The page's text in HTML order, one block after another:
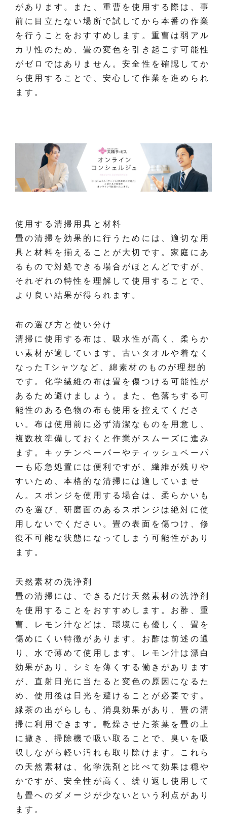
があります。また、重曹を使用する際は、事
前に目立たない場所で試してから本番の作業
を行うことをおすすめします。重曹は弱アル
カリ性のため、畳の変色を引き起こす可能性
がゼロではありません。安全性を確認してか
ら使用することで、安心して作業を進められ
ます。
使用する清掃用具と材料
畳の清掃を効果的に行うためには、適切な用
具と材料を揃えることが大切です。家庭にあ
るもので対処できる場合がほとんどですが、
それぞれの特性を理解して使用することで、
より良い結果が得られます。
布の選び方と使い分け
清掃に使用する布は、吸水性が高く、柔らか
い素材が適しています。古いタオルや着なく
なったTシャツなど、綿素材のものが理想的
です。化学繊維の布は畳を傷つける可能性が
あるため避けましょう。また、色落ちする可
能性のある色物の布も使用を控えてくださ
い。布は使用前に必ず清潔なものを用意し、
複数枚準備しておくと作業がスムーズに進み
ます。キッチンペーパーやティッシュペーパ
ーも応急処置には便利ですが、繊維が残りや
すいため、本格的な清掃には適していませ
ん。スポンジを使用する場合は、柔らかいも
のを選び、研磨面のあるスポンジは絶対に使
用しないでください。畳の表面を傷つけ、修
復不可能な状態になってしまう可能性があり
ます。
天然素材の洗浄剤
畳の清掃には、できるだけ天然素材の洗浄剤
を使用することをおすすめします。お酢、重
曹、レモン汁などは、環境にも優しく、畳を
傷めにくい特徴があります。お酢は前述の通
り、水で薄めて使用します。レモン汁は漂白
効果があり、シミを薄くする働きがあります
が、直射日光に当たると変色の原因になるた
め、使用後は日光を避けることが必要です。
緑茶の出がらしも、消臭効果があり、畳の清
掃に利用できます。乾燥させた茶葉を畳の上
に撒き、掃除機で吸い取ることで、臭いを吸
収しながら軽い汚れも取り除けます。これら
の天然素材は、化学洗剤と比べて効果は穏や
かですが、安全性が高く、繰り返し使用して
も畳へのダメージが少ないという利点があり
ます。